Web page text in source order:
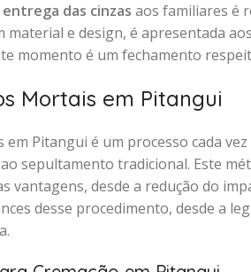
entrega das cinzas aos familiares é
material e design, é apresentada
momento é um fechamento
Mortais em Pitangui
Pitangui é um processo cada
sepultamento tradicional. Este
vantagens, desde a redução do
desse procedimento, desde a